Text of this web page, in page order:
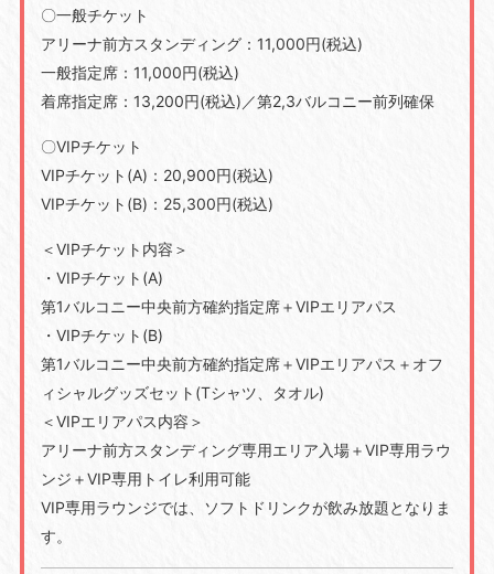
〇一般チケット
アリーナ前方スタンディング：11,000円(税込)
一般指定席：11,000円(税込)
着席指定席：13,200円(税込)／第2,3バルコニー前列確保
〇VIPチケット
VIPチケット(A)：20,900円(税込)
VIPチケット(B)：25,300円(税込)
＜VIPチケット内容＞
・VIPチケット(A)
第1バルコニー中央前方確約指定席＋VIPエリアパス
・VIPチケット(B)
第1バルコニー中央前方確約指定席＋VIPエリアパス＋オフ
ィシャルグッズセット(Tシャツ、タオル)
＜VIPエリアパス内容＞
アリーナ前方スタンディング専用エリア入場＋VIP専用ラウ
ンジ＋VIP専用トイレ利用可能
VIP専用ラウンジでは、ソフトドリンクが飲み放題となりま
す。